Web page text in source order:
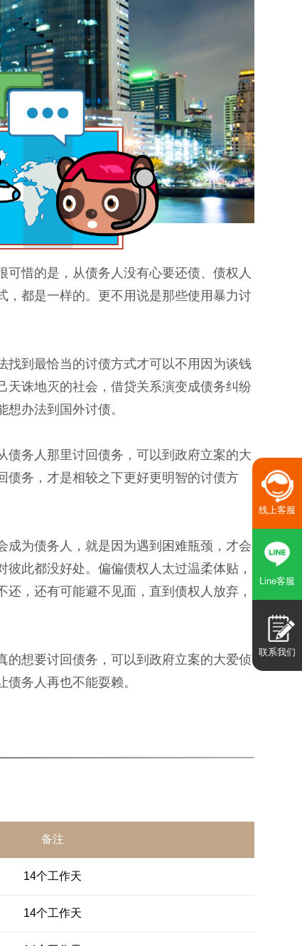
惜的是，从债务人没有心要还债、债权人
，都是一样的。更不用说是那些使用暴力讨
找到最恰当的讨债方式才可以不用因为谈钱
诛地灭的社会，借贷关系演变成债务纠纷
办法到国外讨债。
务人那里讨回债务，可以到政府立案的大
债务，才是相较之下更好更明智的讨债方
成为债务人，就是因为遇到困难瓶颈，才会
此都没好处。偏偏债权人太过温柔体贴，
，还有可能避不见面，直到债权人放弃，
的想要讨回债务，可以到政府立案的大爱侦
务人再也不能耍赖。
备注
14个工作天
14个工作天
线上客服
Line客服
联系我们